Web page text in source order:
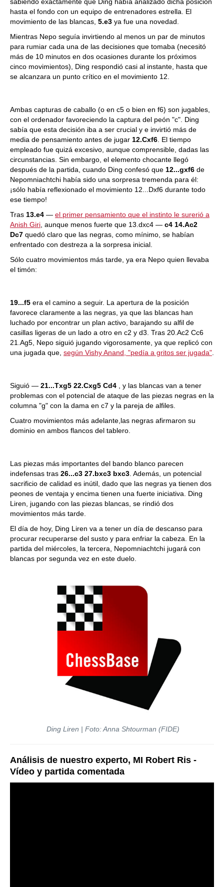
hasta el fondo con un equipo de entrenadores estrella. El
movimiento de las blancas, 5.e3 ya fue una novedad.
Mientras Nepo seguía invirtiendo al menos un par de minutos
para rumiar cada una de las decisiones que tomaba (necesitó
más de 10 minutos en dos ocasiones durante los próximos
cinco movimientos), Ding respondió casi al instante, hasta que
se alcanzara un punto crítico en el movimiento 12.
Ambas capturas de caballo (o en c5 o bien en f6) son jugables,
con el ordenador favoreciendo la captura del peón "c". Ding
sabía que esta decisión iba a ser crucial y e invirtió más de
media de pensamiento antes de jugar 12.Cxf6 . El tiempo
empleado fue quizá excesivo, aunque comprensible, dadas las
circunstancias. Sin embargo, el elemento chocante llegó
después de la partida, cuando Ding confesó que 12...gxf6 de
Nepomniachtchi había sido una sorpresa tremenda para él:
¡sólo había reflexionado el movimiento 12...Dxf6 durante todo
ese tiempo!
Tras 13.e4 — el primer pensamiento que el instinto le surerió a
Anish Giri , aunque menos fuerte que 13.dxc4 — c4 14.Ac2
Dc7 quedó claro que las negras, como mínimo, se habían
enfrentado con destreza a la sorpresa inicial.
Sólo cuatro movimientos más tarde, ya era Nepo quien llevaba
el timón:
19...f5 era el camino a seguir. La apertura de la posición
favorece claramente a las negras, ya que las blancas han
luchado por encontrar un plan activo, barajando su alfil de
casillas ligeras de un lado a otro en c2 y d3. Tras 20.Ac2 Cc6
21.Ag5, Nepo siguió jugando vigorosamente, ya que replicó con
una jugada que, según Vishy Anand, "pedía a gritos ser jugada"
Siguió — 21...Txg5 22.Cxg5 Cd4 , y las blancas van a tener
problemas con el potencial de ataque de las piezas negras en la
columna "g" con la dama en c7 y la pareja de alfiles.
Cuatro movimientos más adelante,las negras afirmaron su
dominio en ambos flancos del tablero.
Las piezas más importantes del bando blanco parecen
indefensas tras 26...c3 27.bxc3 bxc3 . Además, un potencial
sacrificio de calidad es inútil, dado que las negras ya tienen dos
peones de ventaja y encima tienen una fuerte iniciativa. Ding
Liren, jugando con las piezas blancas, se rindió dos
movimientos más tarde.
El día de hoy, Ding Liren va a tener un día de descanso para
procurar recuperarse del susto y para enfriar la cabeza. En la
partida del miércoles, la tercera, Nepomniachtchi jugará con
blancas por segunda vez en este duelo.
Ding Liren | Foto: Anna Shtourman (FIDE)
Análisis de nuestro experto, MI Robert Ris -
Vídeo y partida comentada